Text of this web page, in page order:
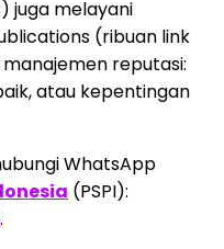
juga melayani
(ribuan link
reputasi:
atau kepentingan
WhatsApp
(PSPI):
.